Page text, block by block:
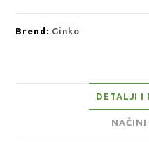
Brend: Ginko
DETALJI I
NAČINI